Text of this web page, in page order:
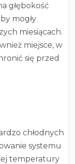
głębokość
mogły
miesiącach.
miejsce, w
się przed
chłodnych
systemu
temperatury